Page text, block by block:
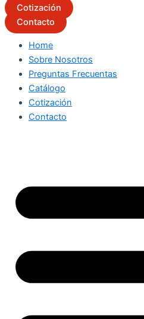
Cotización
Contacto
Home
Sobre Nosotros
Preguntas Frecuentas
Catálogo
Cotización
Contacto